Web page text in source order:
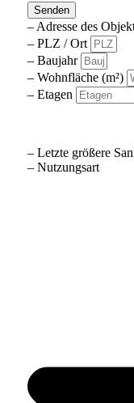
Senden
– Adresse des
– PLZ / Ort
– Baujahr
– Wohnfläche (m²)
– Etagen
– Letzte größere
– Nutzungsart